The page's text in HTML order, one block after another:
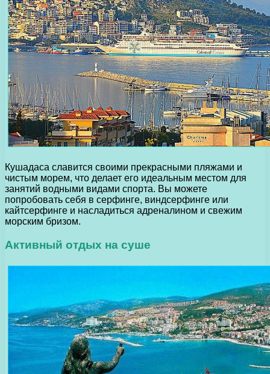
Кушадаса славится своими прекрасными пляжами и
чистым морем, что делает его идеальным местом для
занятий водными видами спорта. Вы можете
попробовать себя в серфинге, виндсерфинге или
кайтсерфинге и насладиться адреналином и свежим
морским бризом.
Активный отдых на суше